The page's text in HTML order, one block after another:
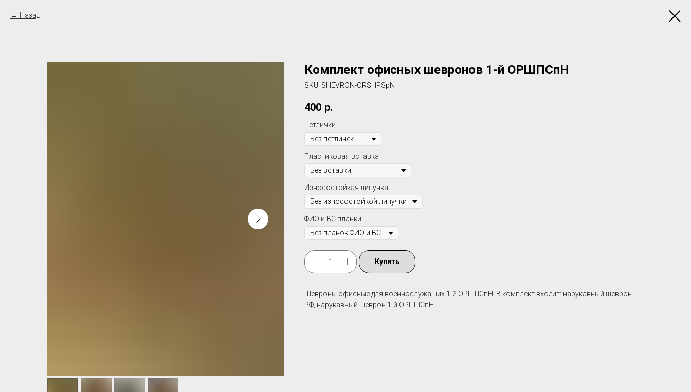
Назад
Комплект офисных шевронов 1-й ОРШПСпН
SKU: SHEVRON-ORSHPSpN
400 р.
Петлички
Пластиковая вставка
Износостойкая липучка
ФИО и ВС планки
Купить
Шевроны офисные для военнослужащих 1-й ОРШПСпН. В комплект входит: нарукавный шеврон
РФ, нарукавный шеврон 1-й ОРШПСпН.